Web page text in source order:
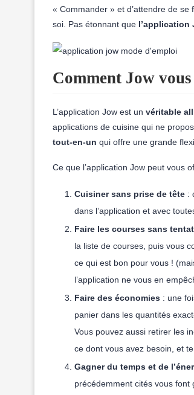
« Commander » et d’attendre de
soi. Pas étonnant que l’application
Comment Jow
L’application Jow est un véritable
applications de cuisine qui ne
tout-en-un qui offre une grande
Ce que l’application Jow peut vous
Cuisiner sans prise de tête :
dans l’application et avec
Faire les courses sans
la liste de courses, puis vous
ce qui est bon pour vous !
l’application ne vous en
Faire des économies : une
panier dans les quantités
Vous pouvez aussi retirer les
ce dont vous avez besoin, et
Gagner du temps et de
précédemment cités vous